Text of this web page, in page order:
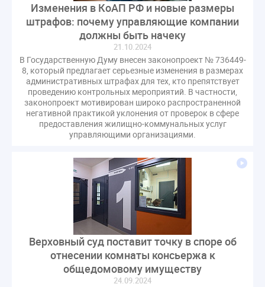
Изменения в КоАП РФ и новые размеры
штрафов: почему управляющие компании
должны быть начеку
21.10.2024
В Государственную Думу внесен законопроект № 736449-
8, который предлагает серьезные изменения в размерах
административных штрафах для тех, кто препятствует
проведению контрольных мероприятий. В частности,
законопроект мотивирован широко распространенной
негативной практикой уклонения от проверок в сфере
предоставления жилищно-коммунальных услуг
управляющими организациями.
Верховный суд поставит точку в споре об
отнесении комнаты консьержа к
общедомовому имуществу
24.09.2024